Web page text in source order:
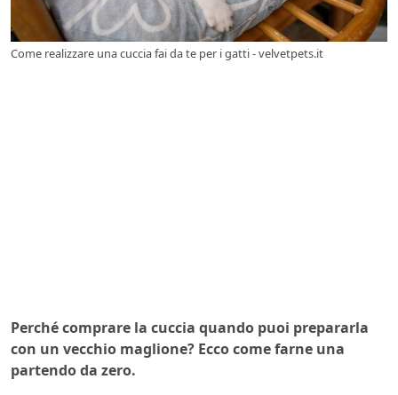
Come realizzare una cuccia fai da te per i gatti - velvetpets.it
Perché comprare la cuccia quando puoi prepararla
con un vecchio maglione? Ecco come farne una
partendo da zero.